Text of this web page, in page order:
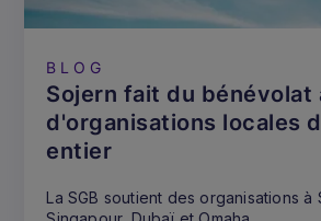
BLOG
Sojern fait du bénévolat
d'organisations locales
entier
La SGB soutient des organisations à